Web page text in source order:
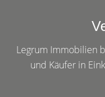
Legrum Immobilien
und Käufer in